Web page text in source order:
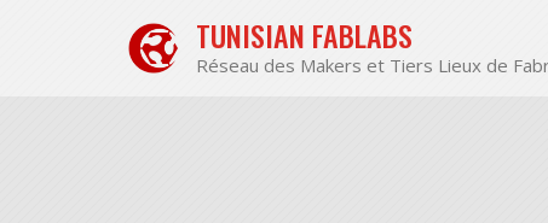
TUNISIAN FABLABS
Réseau des Makers et Tiers Lieux de